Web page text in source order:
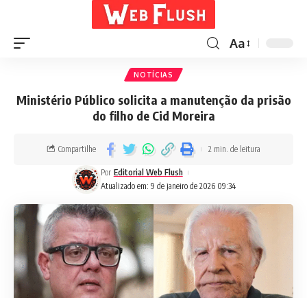
Aa
NOTÍCIAS
Ministério Público solicita a manutenção da prisão
do filho de Cid Moreira
Atualizado em: 9 de janeiro de 2026 09:34
Por Editorial Web Flush
Compartilhe 2 min. de leitura